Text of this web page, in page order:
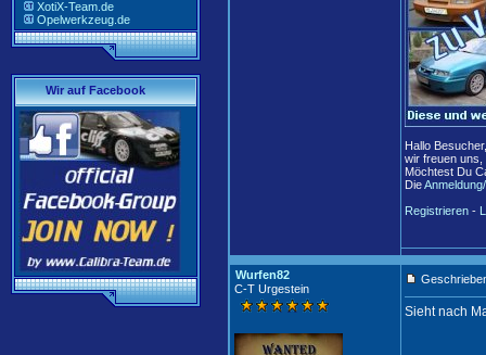
XotiX-Team.de
Opelwerkzeug.de
Wir auf Facebook
Hallo Besucher,
wir freuen
Möchtest Du
Die
Registrieren -
Wurfen82
C-T Urgestein
Sieht nach